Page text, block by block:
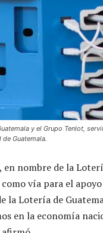
y el Grupo Tenlot,
de Guatemala.
en nombre de la
vía para el
la Lotería de
en la economía